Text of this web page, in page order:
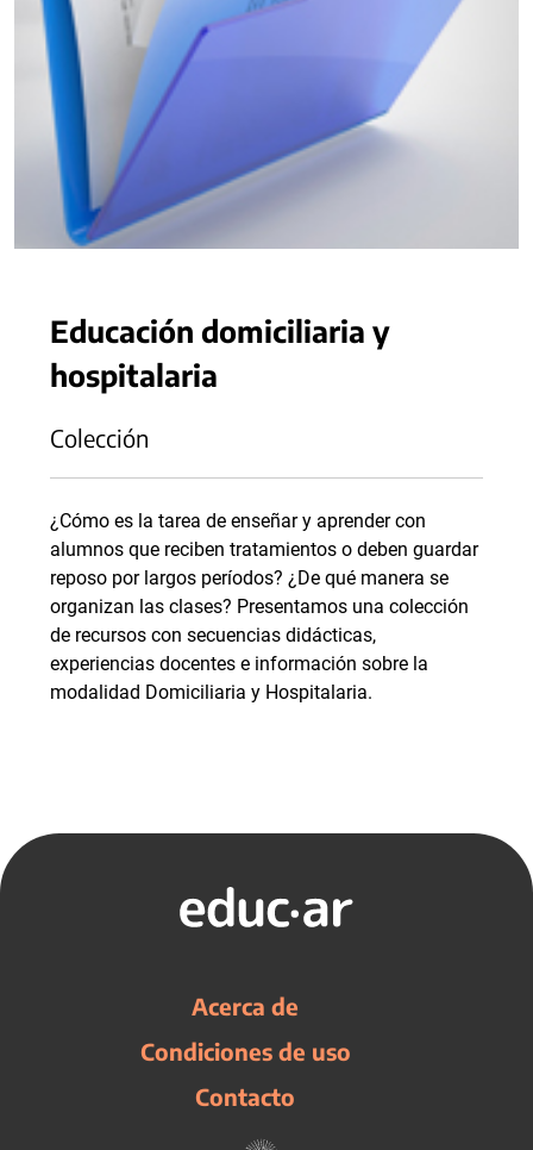
Educación domiciliaria y
hospitalaria
Colección
¿Cómo es la tarea de enseñar y aprender con
alumnos que reciben tratamientos o deben guardar
reposo por largos períodos? ¿De qué manera se
organizan las clases? Presentamos una colección
de recursos con secuencias didácticas,
experiencias docentes e información sobre la
modalidad Domiciliaria y Hospitalaria.
Acerca de
Condiciones de uso
Contacto